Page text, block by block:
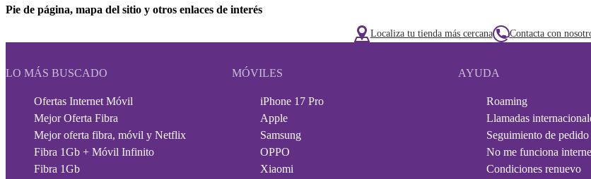
Pie de página, mapa del sitio y otros enlaces de interés
Localiza tu tienda más cercana Contacta con
LO MÁS BUSCADO
Ofertas Internet Móvil
Mejor Oferta Fibra
Mejor oferta fibra, móvil y Netflix
Fibra 1Gb + Móvil Infinito
Fibra 1Gb
MÓVILES
iPhone 17 Pro
Apple
Samsung
OPPO
Xiaomi
AYUDA
Roaming
Llamadas
Seguimiento de pedido
No me funciona
Condiciones renuevo